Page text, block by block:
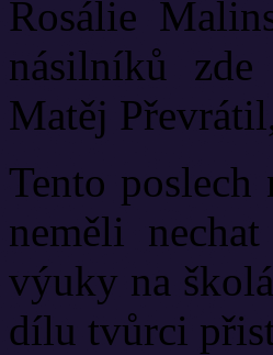
Rosálie
násilníků
Matěj
Tento
neměli
výuky na
dílu tvůrci